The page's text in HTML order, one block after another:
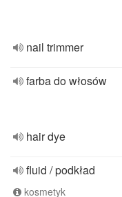
nail trimmer
farba do włosów
hair dye
fluid / podkład
kosmetyk